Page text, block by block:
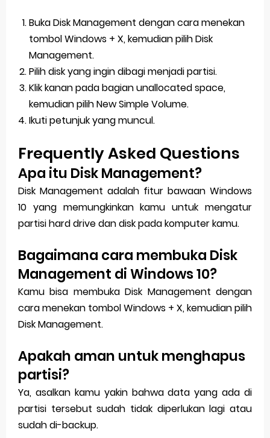
Buka Disk Management dengan cara menekan
tombol Windows + X, kemudian pilih Disk
Management.
Pilih disk yang ingin dibagi menjadi partisi.
Klik kanan pada bagian unallocated space,
kemudian pilih New Simple Volume.
Ikuti petunjuk yang muncul.
Frequently Asked Questions
Apa itu Disk Management?
Disk Management adalah fitur bawaan Windows
10 yang memungkinkan kamu untuk mengatur
partisi hard drive dan disk pada komputer kamu.
Bagaimana cara membuka Disk
Management di Windows 10?
Kamu bisa membuka Disk Management dengan
cara menekan tombol Windows + X, kemudian pilih
Disk Management.
Apakah aman untuk menghapus
partisi?
Ya, asalkan kamu yakin bahwa data yang ada di
partisi tersebut sudah tidak diperlukan lagi atau
sudah di-backup.